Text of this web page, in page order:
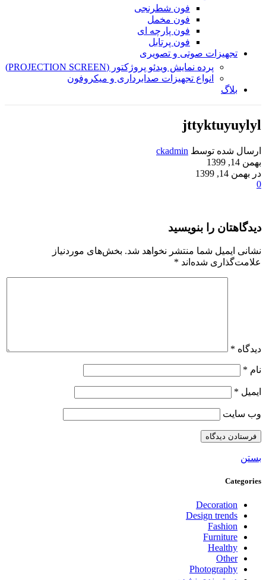
فون شطرنجی
فون مخمل
فون پارچه ای
فون پرتابل
تجهیزات صوتی و تصویری
پرده نمایش ویدئو پروژکتور (PROJECTION SCREEN)
انواع تجهیزات صدابرداری و میکروفون
بلاگ
jttyktuyuylyl
ارسال شده توسط ckadmin
بهمن 14, 1399
در بهمن 14, 1399
0
دیدگاهتان را بنویسید
نشانی ایمیل شما منتشر نخواهد شد. بخش‌های موردنیاز
علامت‌گذاری شده‌اند *
دیدگاه *
نام *
ایمیل *
وب‌ سایت
بستن
Categories
Decoration
Design trends
Fashion
Furniture
Healthy
Other
Photography